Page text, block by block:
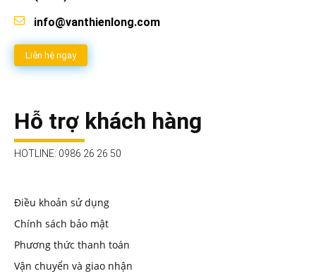
info@vanthienlong.com
Liên hệ ngay
Hỗ trợ khách hàng
HOTLINE: 0986 26 26 50
Điều khoản sử dụng
Chính sách bảo mật
Phương thức thanh toán
Vận chuyển và giao nhận